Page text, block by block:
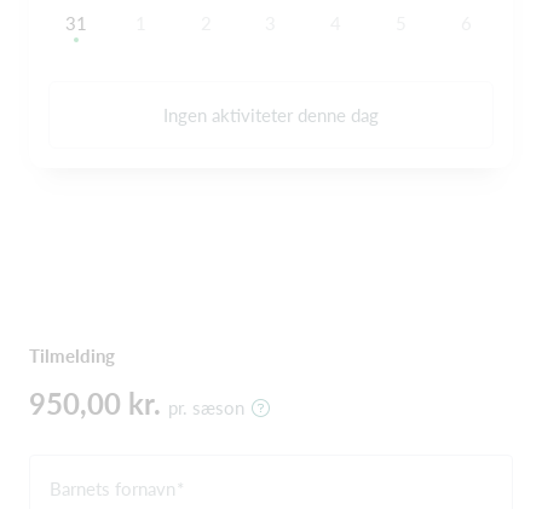
31
Ingen aktiviteter denne dag
Tilmelding
950,00 kr. pr. sæson
Barnets fornavn